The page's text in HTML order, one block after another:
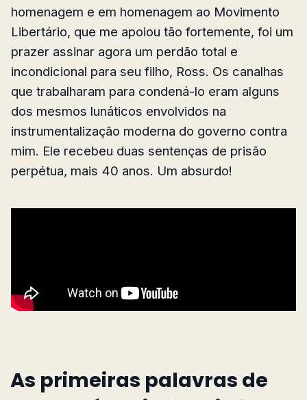
homenagem e em homenagem ao Movimento
Libertário, que me apoiou tão fortemente, foi um
prazer assinar agora um perdão total e
incondicional para seu filho, Ross. Os canalhas
que trabalharam para condená-lo eram alguns
dos mesmos lunáticos envolvidos na
instrumentalização moderna do governo contra
mim. Ele recebeu duas sentenças de prisão
perpétua, mais 40 anos. Um absurdo!
As primeiras palavras de